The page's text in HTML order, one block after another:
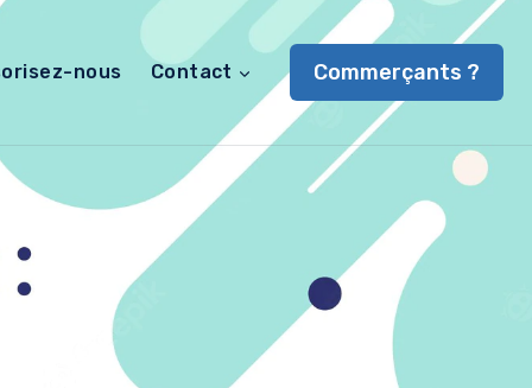
nous Contact Commerçants ?